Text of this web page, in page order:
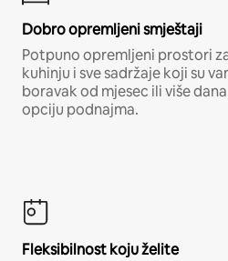
Dobro opremljeni smještaji
Potpuno opremljeni prostori
kuhinju i sve sadržaje koji su
boravak od mjesec ili više
opciju podnajma.
Fleksibilnost koju želite